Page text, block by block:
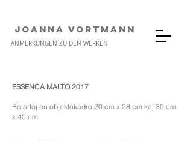
JOANNA VORTMANN
ANMERKUNGEN ZU DEN WERKEN
ESSENCA MALTO 2017
Belartoj en objektokadro 20 cm x 28 cm kaj 30 cm
x 40 cm